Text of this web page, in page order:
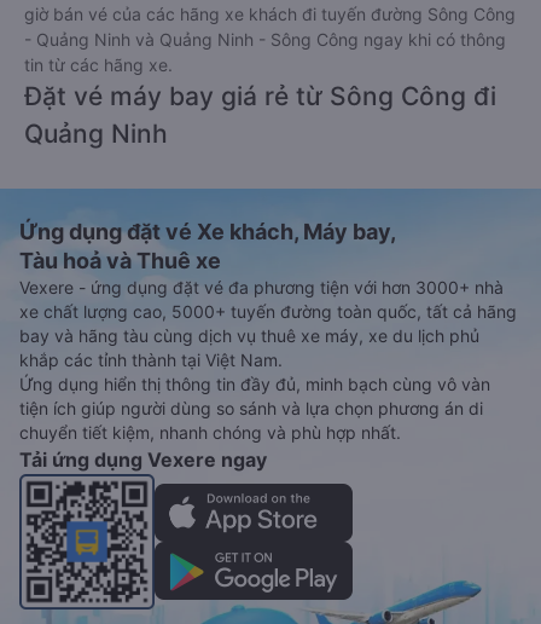
giờ bán vé của các hãng xe khách đi tuyến đường Sông Công
- Quảng Ninh và Quảng Ninh - Sông Công ngay khi có thông
tin từ các hãng xe.
Đặt vé máy bay giá rẻ từ Sông Công đi
Quảng Ninh
Ứng dụng đặt vé Xe khách, Máy bay,
Tàu hoả và Thuê xe
Vexere - ứng dụng đặt vé đa phương tiện với hơn 3000+ nhà
xe chất lượng cao, 5000+ tuyến đường toàn quốc, tất cả hãng
bay và hãng tàu cùng dịch vụ thuê xe máy, xe du lịch phủ
khắp các tỉnh thành tại Việt Nam.
Ứng dụng hiển thị thông tin đầy đủ, minh bạch cùng vô vàn
tiện ích giúp người dùng so sánh và lựa chọn phương án di
chuyển tiết kiệm, nhanh chóng và phù hợp nhất.
Tải ứng dụng Vexere ngay